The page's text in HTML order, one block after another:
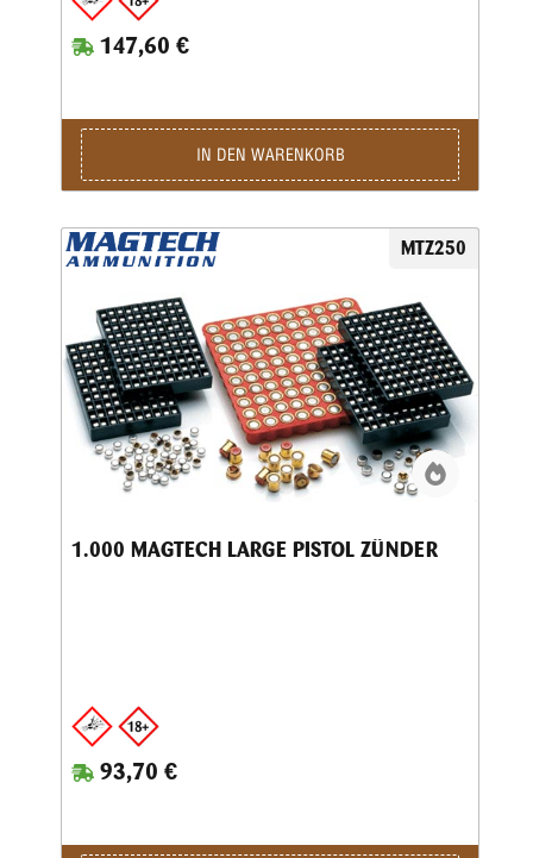
zu setzen als ältere CCI-Zündhütchen und für eine
reibungslose Zufuhr in automatisierten Geräten
ausgelegt.Sauber brennende Initiatormischung Größerer
Empfindlichkeit für „kritisches“ Laden.
147,60 €
IN DEN WARENKORB
MTZ250
1.000 MAGTECH LARGE PISTOL ZÜNDER
93,70 €